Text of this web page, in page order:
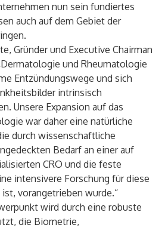
nun sein fundiertes
auch auf dem Gebiet der
Gründer und Executive Chairman
und Rheumatologie
Entzündungswege und sich
intrinsisch
Unsere Expansion auf das
war daher eine natürliche
durch wissenschaftliche
Bedarf an einer auf
CRO und die feste
intensivere Forschung für diese
vorangetrieben wurde.“
wird durch eine robuste
die Biometrie,